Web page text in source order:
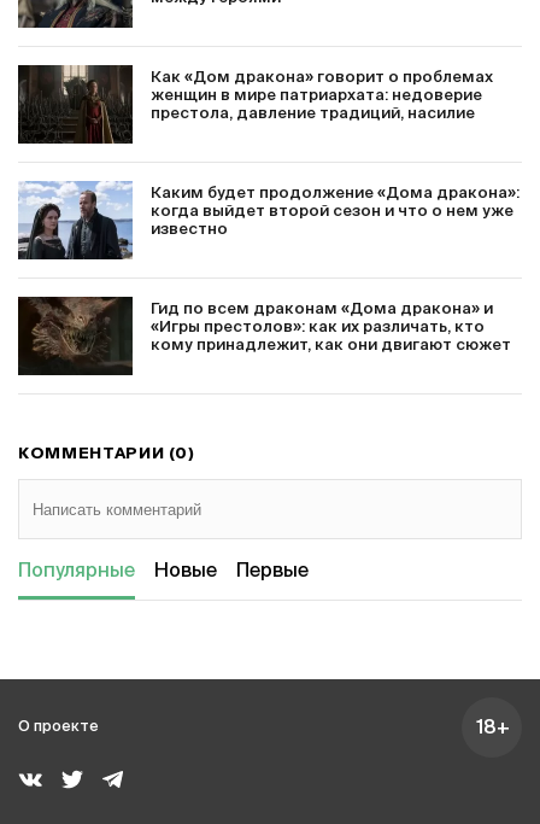
Как «Дом дракона» говорит о проблемах
женщин в мире патриархата: недоверие
престола, давление традиций, насилие
Каким будет продолжение «Дома дракона»:
когда выйдет второй сезон и что о нем уже
известно
Гид по всем драконам «Дома дракона» и
«Игры престолов»: как их различать, кто
кому принадлежит, как они двигают сюжет
КОММЕНТАРИИ (0)
Популярные Новые Первые
О проекте 18+